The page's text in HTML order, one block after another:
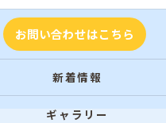
お問い合わせはこちら
新着情報
ギャラリー